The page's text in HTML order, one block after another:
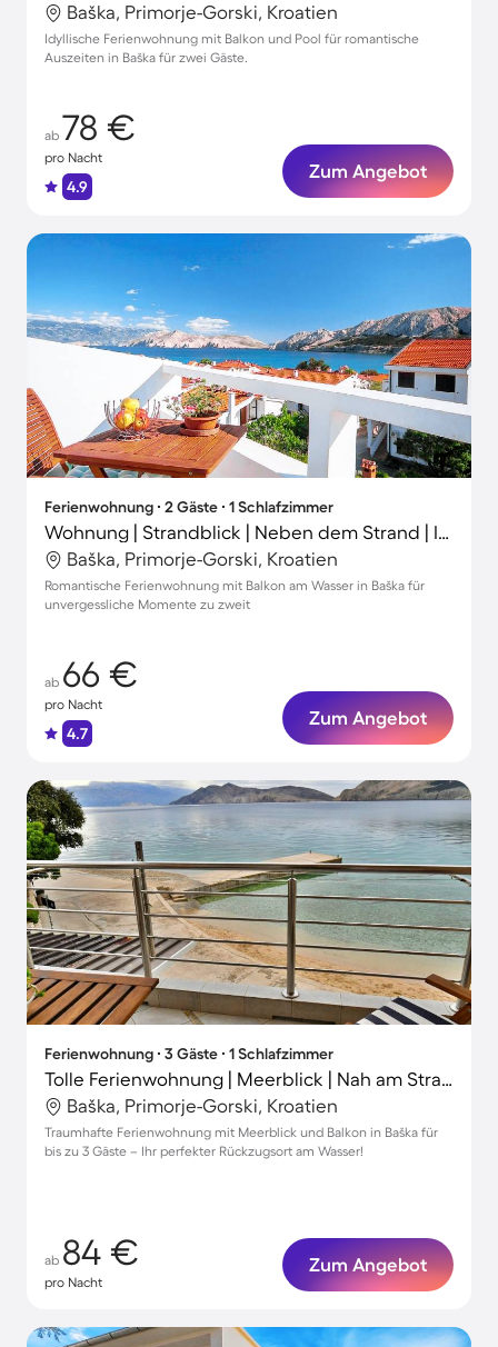
Baška, Primorje-Gorski, Kroatien
Idyllische Ferienwohnung mit Balkon und Pool für romantische
Auszeiten in Baška für zwei Gäste.
ab 78 €
pro Nacht
4.9
Zum Angebot
Ferienwohnung ∙ 2 Gäste ∙ 1 Schlafzimmer
Wohnung | Strandblick | Neben dem Strand | Ideal für Homeoffice
Baška, Primorje-Gorski, Kroatien
Romantische Ferienwohnung mit Balkon am Wasser in Baška für
unvergessliche Momente zu zweit
ab 66 €
pro Nacht
4.7
Zum Angebot
Ferienwohnung ∙ 3 Gäste ∙ 1 Schlafzimmer
Tolle Ferienwohnung | Meerblick | Nah am Strand
Baška, Primorje-Gorski, Kroatien
Traumhafte Ferienwohnung mit Meerblick und Balkon in Baška für
bis zu 3 Gäste – Ihr perfekter Rückzugsort am Wasser!
ab 84 €
pro Nacht
Zum Angebot